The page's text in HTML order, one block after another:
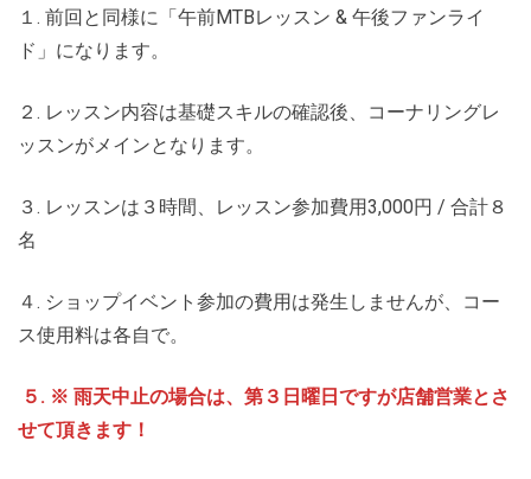
１. 前回と同様に「午前MTBレッスン & 午後ファンライ
ド」になります。
２. レッスン内容は基礎スキルの確認後、コーナリングレ
ッスンがメインとなります。
３. レッスンは３時間、レッスン参加費用3,000円 / 合計８
名
４. ショップイベント参加の費用は発生しませんが、コー
ス使用料は各自で。
５. ※ 雨天中止の場合は、第３日曜日ですが店舗営業とさ
せて頂きます！